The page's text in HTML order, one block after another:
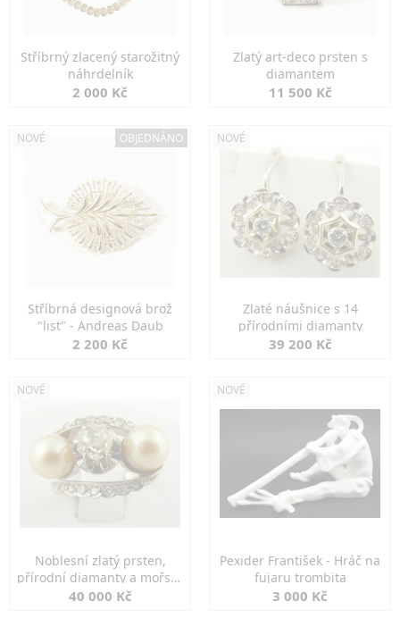
Stříbrný zlacený starožitný
náhrdelník
2 000 Kč
Zlatý art-deco prsten s
diamantem
11 500 Kč
NOVÉ OBJEDNÁNO
Stříbrná designová brož
"list" - Andreas Daub
2 200 Kč
NOVÉ
Zlaté náušnice s 14
přírodními diamanty
39 200 Kč
NOVÉ
Noblesní zlatý prsten,
přírodní diamanty a mořské
perly
40 000 Kč
NOVÉ
Pexider František - Hráč na
fujaru trombita
3 000 Kč